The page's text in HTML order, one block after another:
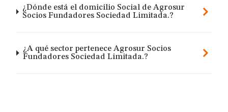
¿Dónde está el domicilio Social de Agrosur
Socios Fundadores Sociedad Limitada.?
¿A qué sector pertenece Agrosur Socios
Fundadores Sociedad Limitada.?